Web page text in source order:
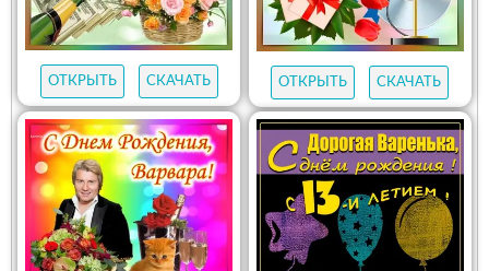
ОТКРЫТЬ СКАЧАТЬ ОТКРЫТЬ СКАЧАТЬ